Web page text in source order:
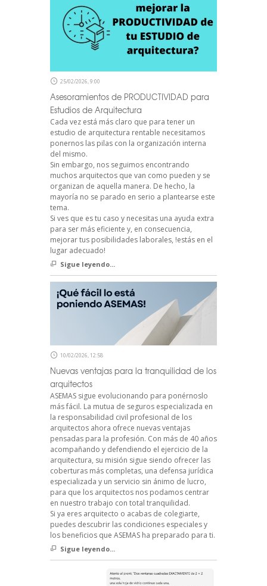
25/02/2026, 9:00
Asesoramientos de PRODUCTIVIDAD para
Estudios de Arquitectura
Cada vez está más claro que para tener un
estudio de arquitectura rentable necesitamos
ponernos las pilas con la organización interna
del mismo.
Sin embargo, nos seguimos encontrando
muchos arquitectos que van como pueden y se
organizan de aquella manera. De hecho, la
mayoría no se parado en serio a plantearse este
tema.
Si ves que es tu caso y necesitas una ayuda extra
para ser más eficiente y, en consecuencia,
mejorar tus posibilidades laborales, !estás en el
lugar adecuado!
Sigue leyendo...
10/02/2026, 12:58
Nuevas ventajas para la tranquilidad de los
arquitectos
ASEMAS sigue evolucionando para ponérnoslo
más fácil. La mutua de seguros especializada en
la responsabilidad civil profesional de los
arquitectos ahora ofrece nuevas ventajas
pensadas para la profesión. Con más de 40 años
acompañando y defendiendo el ejercicio de la
arquitectura, su misión sigue siendo ofrecer las
coberturas más completas, una defensa jurídica
especializada y un servicio sin ánimo de lucro,
para que los arquitectos nos podamos centrar
en nuestro trabajo con total tranquilidad.
Si ya eres arquitecto o acabas de colegiarte,
puedes descubrir las condiciones especiales y
los beneficios que ASEMAS ha preparado para ti.
Sigue leyendo...